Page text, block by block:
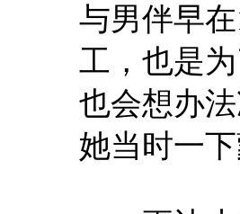
与男伴早
工，也是
也会想办
她当时一下